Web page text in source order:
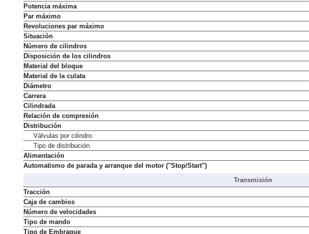
Combustible
Potencia máxima
Par máximo
Revoluciones par máximo
Situación
Número de cilindros
Disposición de los cilindros
Material del bloque
Material de la culata
Diámetro
Carrera
Cilindrada
Relación de compresión
Distribución
Válvulas por cilindro
Tipo de distribución
Alimentación
Transmisión
Tracción
Caja de cambios
Número de velocidades
Tipo de mando